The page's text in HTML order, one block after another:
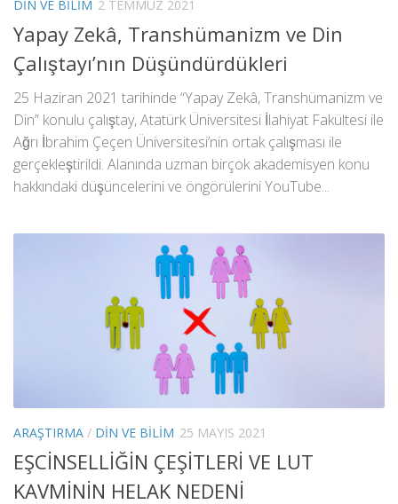
DIN VE BILIM 2 TEMMUZ 2021
Yapay Zekâ, Transhümanizm ve Din
Çalıştayı’nın Düşündürdükleri
25 Haziran 2021 tarihinde “Yapay Zekâ, Transhümanizm ve
Din” konulu çalıştay, Atatürk Üniversitesi İlahiyat Fakültesi ile
Ağrı İbrahim Çeçen Üniversitesi’nin ortak çalışması ile
gerçekleştirildi. Alanında uzman birçok akademisyen konu
hakkındaki düşüncelerini ve öngörülerini YouTube...
ARAŞTIRMA / DIN VE BILIM 25 MAYIS 2021
EŞCİNSELLİĞİN ÇEŞİTLERİ VE LUT
KAVMİNİN HELAK NEDENİ